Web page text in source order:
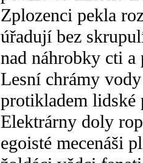
Zplozenci pekla
úřadují bez
nad náhrobky cti a
Lesní chrámy
protikladem lidské
Elektrárny doly
egoisté mecenáši